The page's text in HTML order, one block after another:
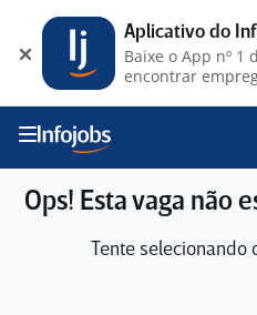
Ops! Esta vaga não
Tente
Aplicativo do
Baixe o App nº 1
encontrar